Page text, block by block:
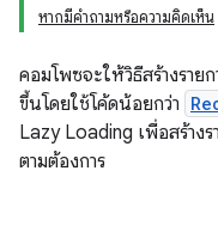
หากมีคำถามหรือความคิดเห็น
คอมโพซจะให้วิธีสร้างรา
ขึ้นโดยใช้โค้ดน้อยกว่า
Lazy Loading เพื่อสร้าง
ตามต้องการ